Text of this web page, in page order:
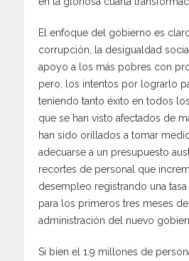
El enfoque del gobierno es
corrupción, la desigualdad
apoyo a los más pobres con
pero, los intentos por lograrlo
teniendo tanto éxito en todos
que se han visto afectados de
han sido orillados a tomar
adecuarse a un presupuesto
recortes de personal que
desempleo registrando una
para los primeros tres meses
administración del nuevo
Si bien el 1.9 millones de